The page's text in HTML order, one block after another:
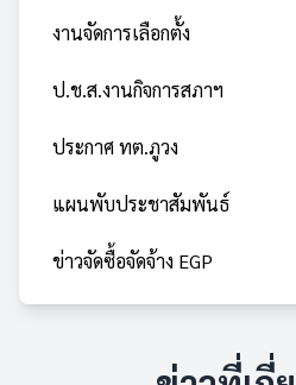
งานจัดการเลือกตั้ง
ป.ช.ส.งานกิจการสภาฯ
ประกาศ ทต.ภูวง
แผนพับประชาสัมพันธ์
ข่าวจัดซื้อจัดจ้าง EGP